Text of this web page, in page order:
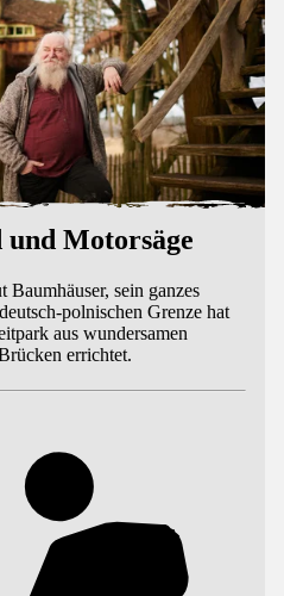
Motorsäge
Baumhäuser, sein ganzes
polnischen Grenze hat
aus wundersamen
errichtet.